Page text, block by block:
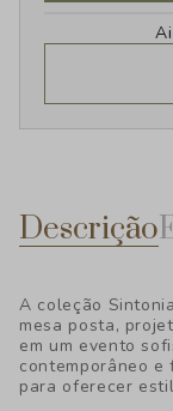
Descrição
A coleção
mesa posta,
em um evento
contemporâneo e
para oferecer